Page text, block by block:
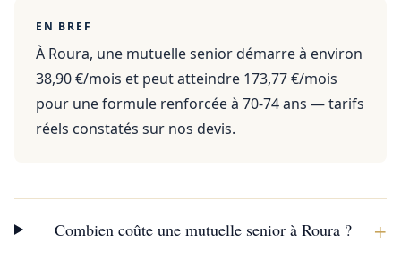
EN BREF
À Roura, une mutuelle senior démarre à environ
38,90 €/mois et peut atteindre 173,77 €/mois
pour une formule renforcée à 70-74 ans — tarifs
réels constatés sur nos devis.
Combien coûte une mutuelle senior à Roura ? +